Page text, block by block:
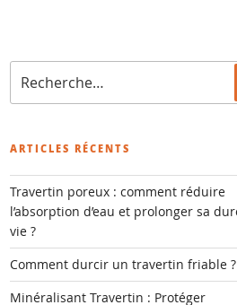
pour
:
ARTICLES RÉCENTS
Travertin poreux : comment réduire
l’absorption d’eau et prolonger sa
vie ?
Comment durcir un travertin friable ?
Minéralisant Travertin : Protéger